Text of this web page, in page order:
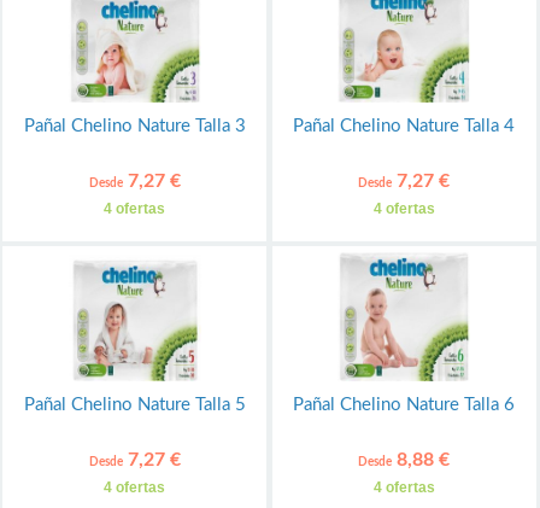
Pañal Chelino Nature Talla 3
Desde7,27 €
4 ofertas
Pañal Chelino Nature Talla 4
Desde 7,27 €
4 ofertas
Pañal Chelino Nature Talla 5
Desde7,27 €
4 ofertas
Pañal Chelino Nature Talla 6
Desde 8,88 €
4 ofertas